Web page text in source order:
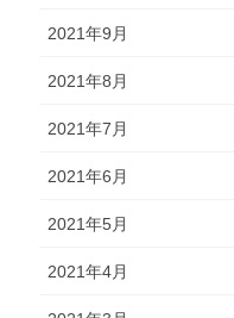
2021年9月
2021年8月
2021年7月
2021年6月
2021年5月
2021年4月